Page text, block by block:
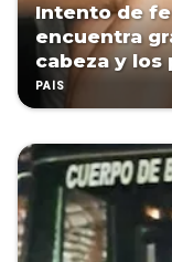
Intento de
encuentra
cabeza y los
PAÍS